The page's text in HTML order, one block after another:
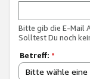
Bitte gib die E-Mail
Solltest Du noch
Betreff: *
Bitte wähle